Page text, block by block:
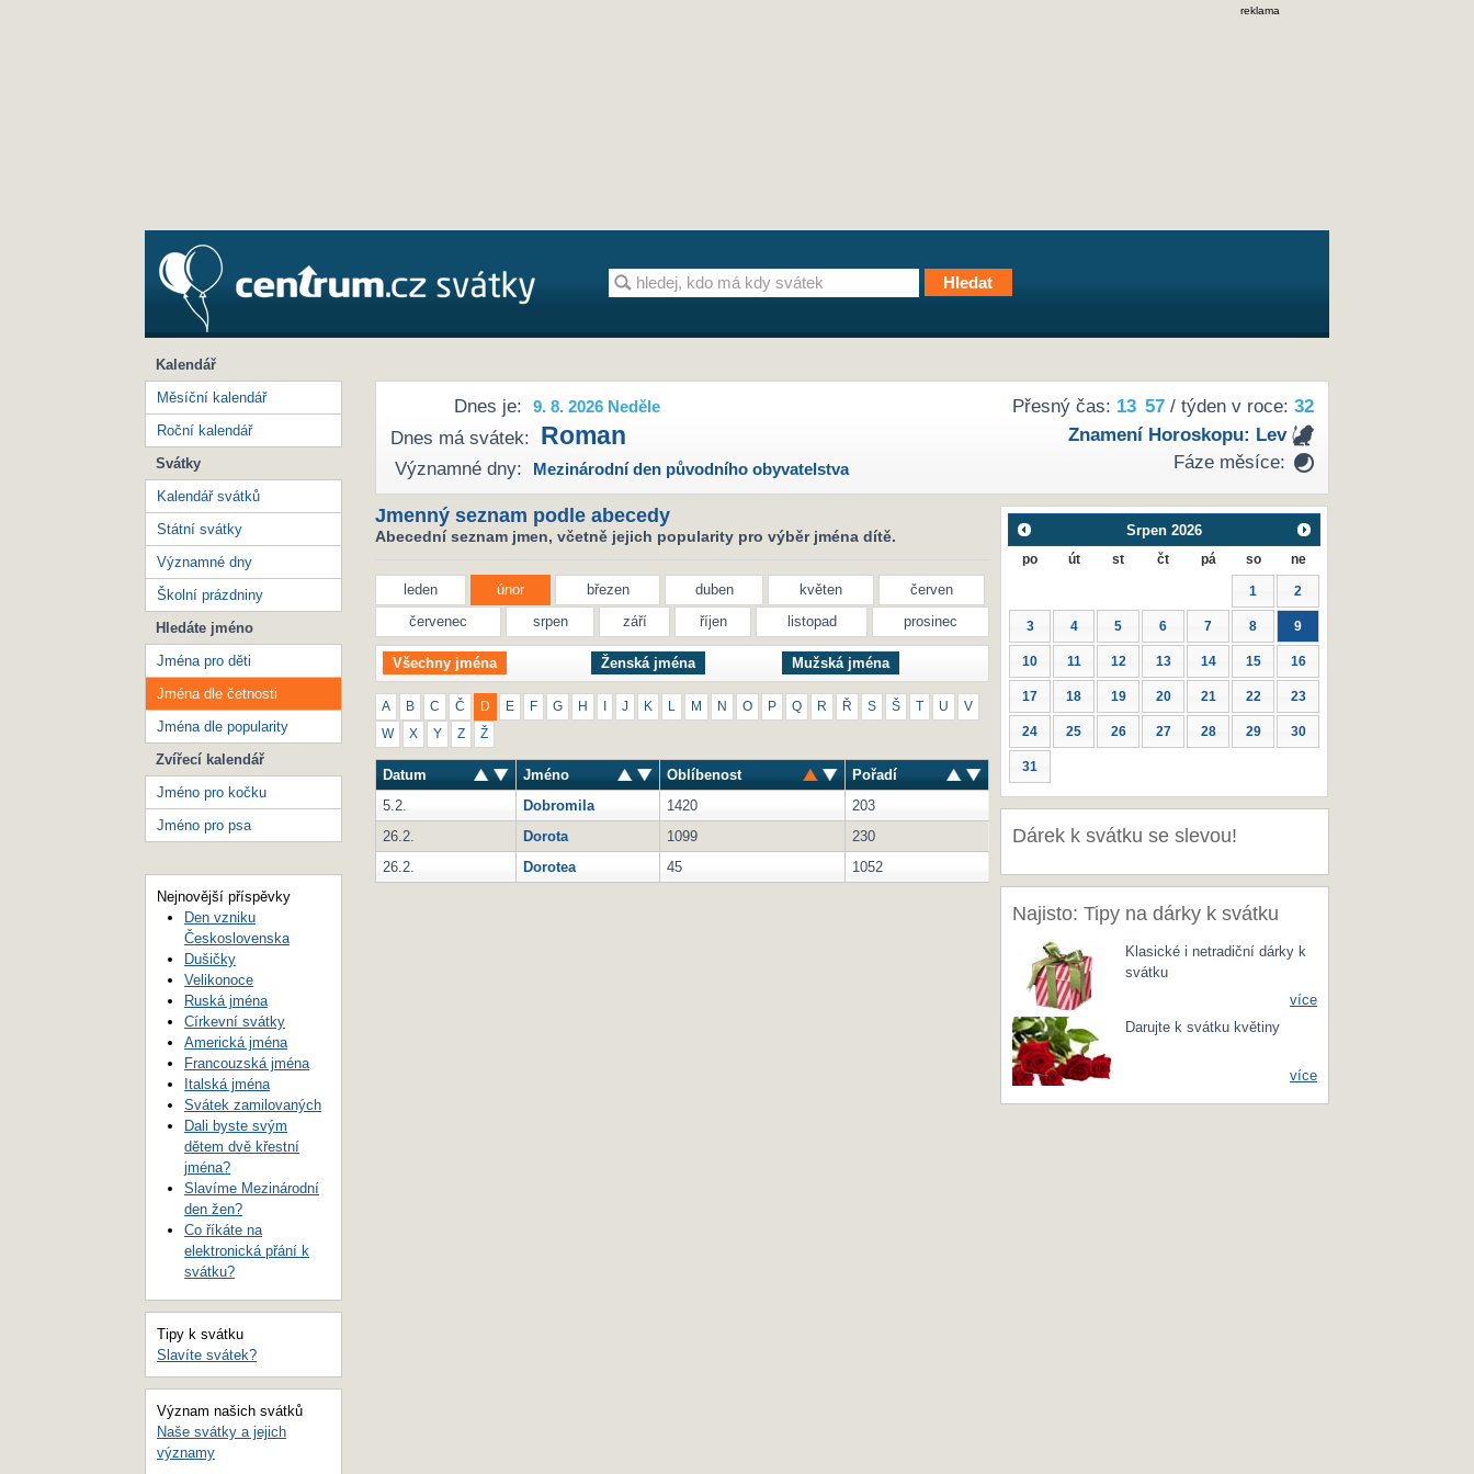
reklama
Přesný čas: 13 57/ týden v roce: 32
Znamení Horoskopu: Lev
Fáze měsíce:
Dnes je: 9. 8. 2026 Neděle
Dnes má svátek: Roman
Významné dny: Mezinárodní den původního obyvatelstva
Jmenný seznam podle abecedy
Abecední seznam jmen, včetně jejich popularity pro výběr jména dítě.
leden únor březen duben květen
červen
červenec
srpen září říjen listopad prosinec
Všechny jména Ženská jména Mužská jména
A B C Č D E F G H J K M N O P Q R Ř S Š T U V
W X Y Z Ž
Datum Jméno Oblíbenost
Pořadí
5.2.
Dobromila 1420
203
26.2.
Dorota 1099
230
26.2.
Dorotea 45 1052
Srpen 2026
po út st čt pá so ne
1 2
3 4 5 6 7 8 9
10 11 12 13 14 15 16
17 18 19 20 21 22 23
24 25 26 27 28 29 30
31
Dárek k svátku se slevou!
Najisto: Tipy na dárky k svátku
Klasické i netradiční dárky k
svátku
více
Darujte k svátku květiny
více
Kalendář
Měsíční kalendář
Roční kalendář
Svátky
Kalendář svátků
Státní svátky
Významné dny
Školní prázdniny
Hledáte jméno
Jména pro děti
Jména dle četnosti
Jména dle popularity
Zvířecí kalendář
Jméno pro kočku
Jméno pro psa
Nejnovější příspěvky
Den vzniku
Československa
Dušičky
Velikonoce
Ruská jména
Církevní svátky
Americká jména
Francouzská jména
Italská jména
Svátek zamilovaných
Dali byste svým
dětem dvě křestní
jména?
Slavíme Mezinárodní
den žen?
Co říkáte na
elektronická přání k
svátku?
Tipy k svátku
Slavíte svátek?
Význam našich svátků
Naše svátky a jejich
významy